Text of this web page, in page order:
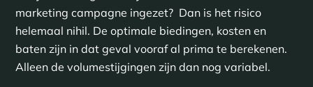
marketing campagne ingezet? Dan is het risico
helemaal nihil. De optimale biedingen, kosten en
baten zijn in dat geval vooraf al prima te berekenen.
Alleen de volumestijgingen zijn dan nog variabel.